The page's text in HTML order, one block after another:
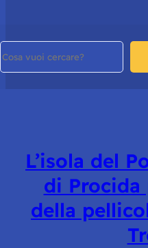
L’isola del
di
della